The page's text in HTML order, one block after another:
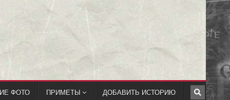
ФОТО ПРИМЕТЫ ДОБАВИТЬ ИСТОРИЮ